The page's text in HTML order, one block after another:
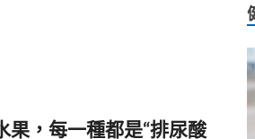
果，每一種都是“排尿酸